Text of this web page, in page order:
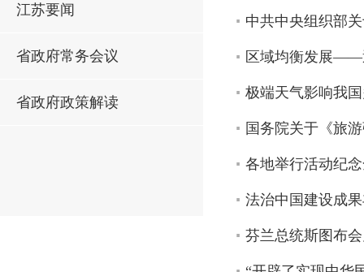
江苏要闻
省政府常务会议
省政府政策解读
中共中央组织部
区域均衡发展——
极端天气影响我
国务院关于《旅
各地举行活动纪
法治中国建设成
芬兰总统斯图布